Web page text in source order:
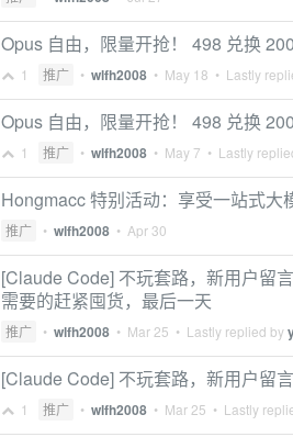
Opus 自由，限量开抢！ 498 兑换
1 推广 • wlfh2008 • May 18 • Lastly
Opus 自由，限量开抢！ 498 兑换
1 推广 • wlfh2008 • May 7 • Lastly
Hongmacc 特别活动：享受一站式大
推广 • wlfh2008 • Apr 30
[Claude Code] 不玩套路，新用户留
需要的赶紧囤货，最后一天
推广 • wlfh2008 • Mar 25 • Lastly replied by
[Claude Code] 不玩套路，新用户留
1 推广 • wlfh2008 • Mar 25 • Lastly